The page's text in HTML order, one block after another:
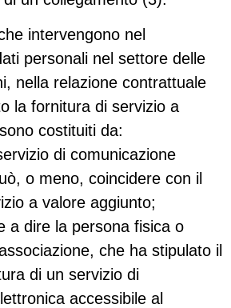
intervengono nel
personali nel settore delle
nella relazione contrattuale
la fornitura di servizio a
costituiti da:
di comunicazione
o meno, coincidere con il
a valore aggiunto;
a dire la persona fisica o
che ha stipulato il
di un servizio di
accessibile al